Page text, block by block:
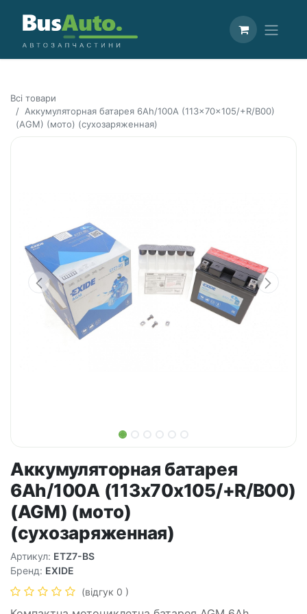
Всі товари
Аккумуляторная батарея 6Ah/100A (113x70x105/+R/B00)
(AGM) (мото) (сухозаряженная)
Аккумуляторная батарея
6Ah/100A (113x70x105/+R/B00)
(AGM) (мото)
(сухозаряженная)
Артикул: ETZ7-BS
Бренд: EXIDE
(відгук 0 )